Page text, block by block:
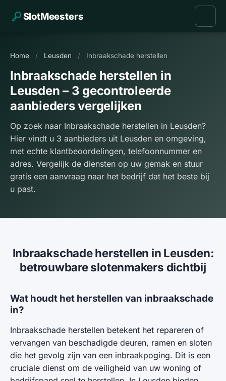
SlotMeesters
Home / Leusden / Inbraakschade herstellen
Inbraakschade herstellen in
Leusden – 3 gecontroleerde
aanbieders vergelijken
Op zoek naar Inbraakschade herstellen in Leusden?
Hier vindt u 3 aanbieders uit Leusden en omgeving,
met echte klantbeoordelingen, telefoonnummer en
adres. Vergelijk de diensten op uw gemak en stuur
gratis een aanvraag naar het bedrijf dat het beste bij
u past.
Inbraakschade herstellen in Leusden:
betrouwbare slotenmakers dichtbij
Wat houdt het herstellen van inbraakschade
in?
Inbraakschade herstellen betekent het repareren of
vervangen van beschadigde deuren, ramen en sloten
die het gevolg zijn van een inbraakpoging. Dit is een
cruciale dienst om de veiligheid van uw woning of